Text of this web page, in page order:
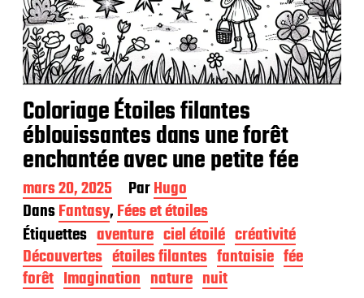
Coloriage Étoiles filantes
éblouissantes dans une forêt
enchantée avec une petite fée
D
a
t
e
d
e
p
mars 20, 2025 ParHugo
DansFantasy,Fées et étoiles
Étiquettes aventure ciel étoilé créativité
Découvertes étoiles filantes fantaisie fée
forêt Imagination nature nuit